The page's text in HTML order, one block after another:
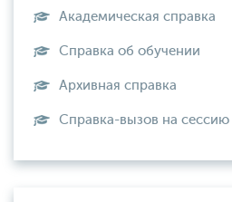
Академическая справка
Справка об обучении
Архивная справка
Справка-вызов на сессию